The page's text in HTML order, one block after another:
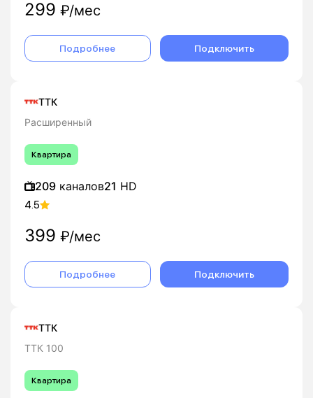
299 ₽/мес
Подробнее Подключить
ТТК
Расширенный
Квартира
209 каналов21 HD
4.5
399 ₽/мес
Подробнее Подключить
ТТК
ТТК 100
Квартира